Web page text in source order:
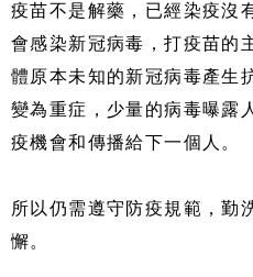
疫苗不是解藥，已經染疫沒
會感染新冠病毒，打疫苗的
體原本未知的新冠病毒產生
變為重症，少量的病毒曝露
疫機會和傳播給下一個人。
所以仍需遵守防疫規範，勤
懈。